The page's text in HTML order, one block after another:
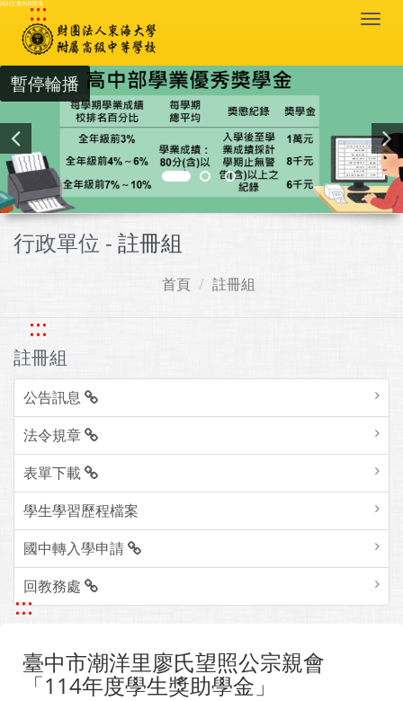
跳到主要內容區塊
:::
暫停輪播
行政單位 - 註冊組
首頁 註冊組
:::
註冊組
公告訊息
法令規章
表單下載
學生學習歷程檔案
國中轉入學申請
回教務處
:::
臺中市潮洋里廖氏望照公宗親會
「114年度學生獎助學金」